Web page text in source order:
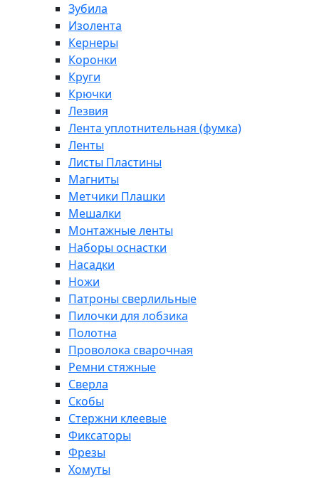
Зубила
Изолента
Кернеры
Коронки
Круги
Крючки
Лезвия
Лента уплотнительная (фумка)
Ленты
Листы Пластины
Магниты
Метчики Плашки
Мешалки
Монтажные ленты
Наборы оснастки
Насадки
Ножи
Патроны сверлильные
Пилочки для лобзика
Полотна
Проволока сварочная
Ремни стяжные
Сверла
Скобы
Стержни клеевые
Фиксаторы
Фрезы
Хомуты